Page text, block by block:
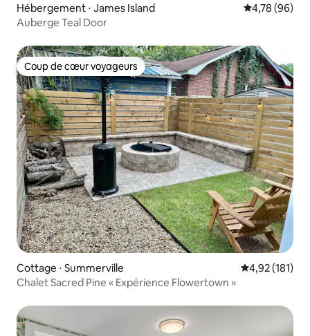
Hébergement ⋅ James Island Évaluation
4,78 (96)
Auberge Teal Door
Coup de cœur voyageurs
Coup de cœur voyageurs
Cottage ⋅ Summerville Évaluation
4,92 (181)
Chalet Sacred Pine « Expérience Flowertown »